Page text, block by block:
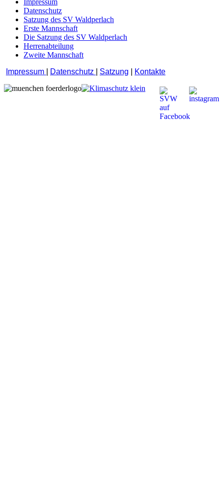
Datenschutz
Satzung des SV Waldperlach
Erste Mannschaft
Die Satzung des SV Waldperlach
Herrenabteilung
Zweite Mannschaft
Impressum
Datenschutz Satzung Kontakte